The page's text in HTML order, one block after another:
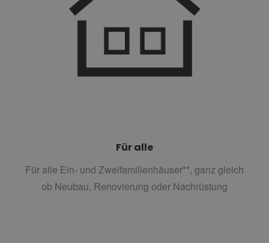
Für alle
Für alle Ein- und Zweifamilienhäuser**, ganz gleich
ob Neubau, Renovierung oder Nachrüstung